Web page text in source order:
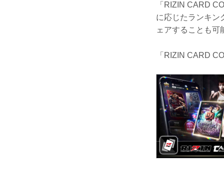
「RIZIN CARD
に応じたランキン
ェアすることも可
「RIZIN CARD